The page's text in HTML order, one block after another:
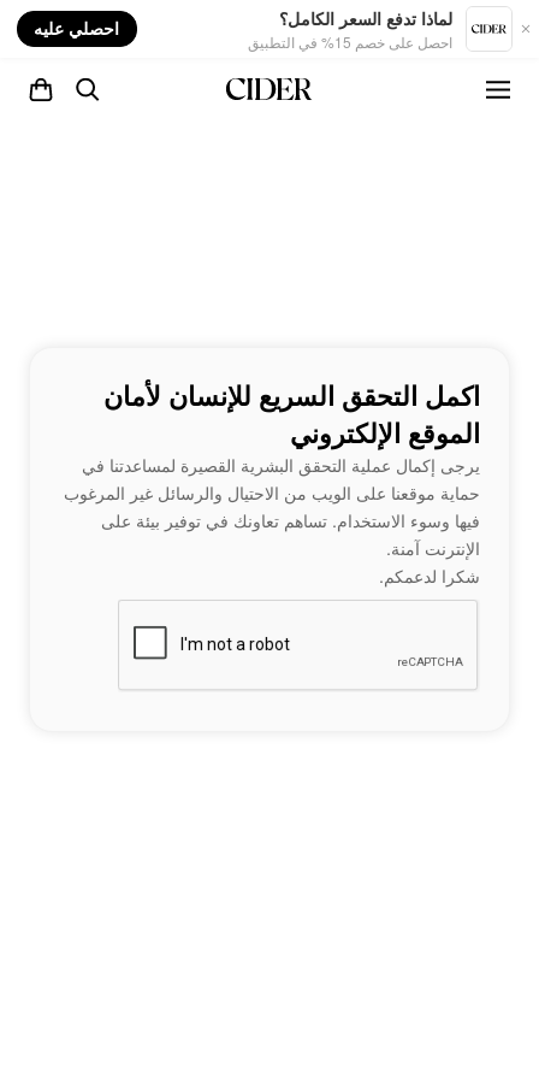
لماذا تدفع السعر الكامل؟
احصل على خصم 15% في التطبيق
احصلي عليه
اكمل التحقق السريع للإنسان لأمان
الموقع الإلكتروني
يرجى إكمال عملية التحقق البشرية القصيرة لمساعدتنا في
حماية موقعنا على الويب من الاحتيال والرسائل غير المرغوب
فيها وسوء الاستخدام. تساهم تعاونك في توفير بيئة على
الإنترنت آمنة.
شكرا لدعمكم.